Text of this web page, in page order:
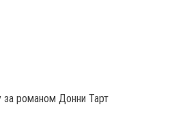
за романом Донни Тарт